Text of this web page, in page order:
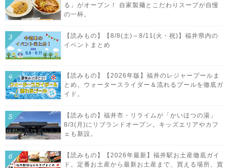
る」がオープン！ 自家製麺とこだわりスープが自慢
の一杯。
【読みもの】【8/8(土)～8/11(火・祝)】福井県内の
イベントまとめ
【読みもの】【2026年版】福井のレジャープールま
とめ。ウォータースライダー＆流れるプールを徹底ガ
イド。
【読みもの】福井市・リライムが「かいほつの湯」
8/3(月)にリブランドオープン。キッズエリアやカフ
ェも新設。
【読みもの】【2026年最新】福井駅お土産徹底ガイ
ド。定番お土産から最新お土産まで、買える場所、賞